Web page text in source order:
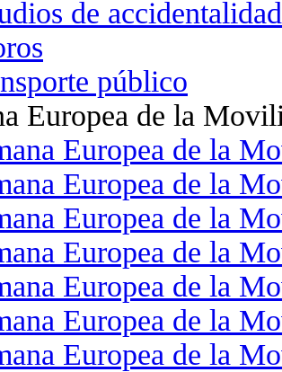
de accidentalidad
público
Europea de la
Europea de la
Europea de la
Europea de la
Europea de la
Europea de la
Europea de la
Europea de la